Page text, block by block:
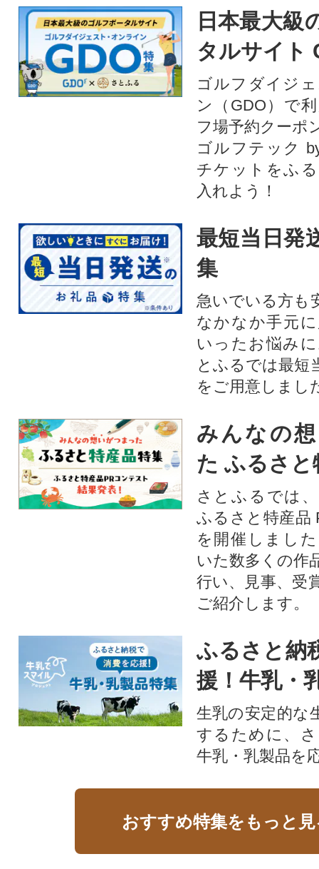
日本最大級
タルサイト
ゴルフダイジ
ン（GDO）で
フ場予約クーポ
ゴルフテック
チケットをふ
入れよう！
最短当日発
集
急いでいる方も
なかなか手元
いったお悩み
とふるでは最短
をご用意しまし
みんなの
た ふるさと
さとふるでは
ふるさと特産品
を開催しまし
いた数多くの作
行い、見事、受
ご紹介します。
ふるさと納
援！牛乳・
生乳の安定的な
するために、
牛乳・乳製品を
おすすめ特集をもっと